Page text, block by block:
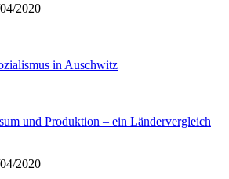
2020
in Auschwitz
und Produktion – ein Ländervergleich
2020